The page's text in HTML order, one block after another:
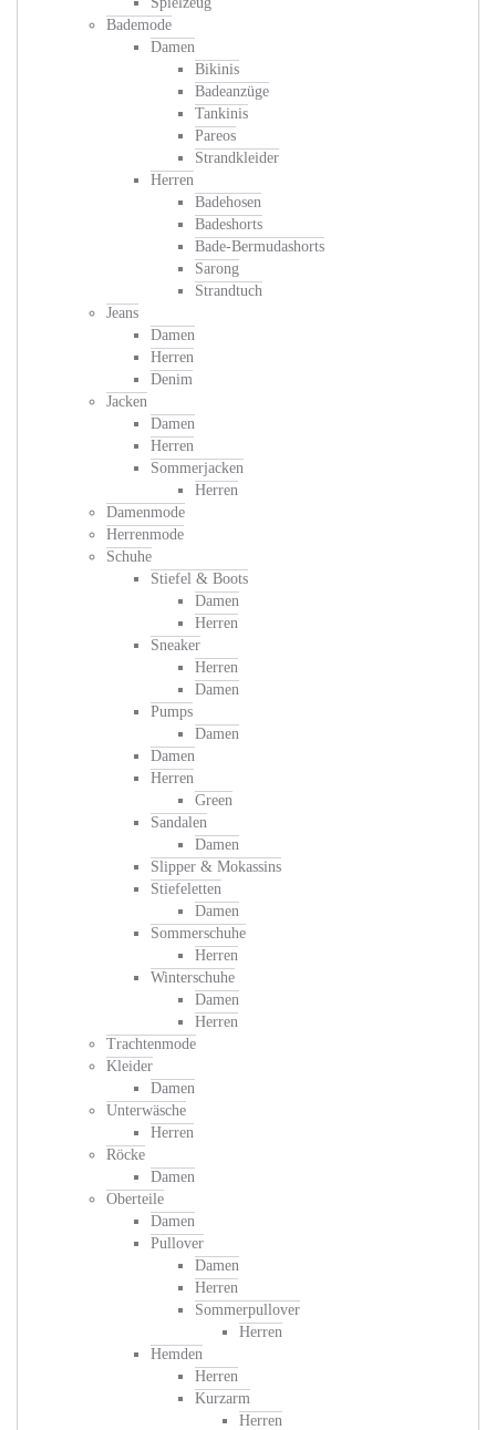
Bademode
Damen
Bikinis
Badeanzüge
Tankinis
Pareos
Strandkleider
Herren
Badehosen
Badeshorts
Bade-Bermudashorts
Sarong
Strandtuch
Jeans
Damen
Herren
Denim
Jacken
Damen
Herren
Sommerjacken
Herren
Damenmode
Herrenmode
Schuhe
Stiefel & Boots
Damen
Herren
Sneaker
Herren
Damen
Pumps
Damen
Damen
Herren
Green
Sandalen
Damen
Slipper & Mokassins
Stiefeletten
Damen
Sommerschuhe
Herren
Winterschuhe
Damen
Herren
Trachtenmode
Kleider
Damen
Unterwäsche
Herren
Röcke
Damen
Oberteile
Damen
Pullover
Damen
Herren
Sommerpullover
Herren
Hemden
Herren
Kurzarm
Herren